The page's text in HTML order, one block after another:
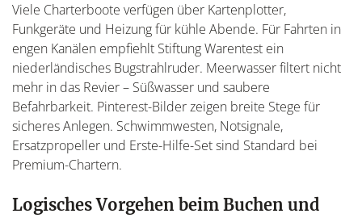
Viele Charterboote verfügen über Kartenplotter,
Funkgeräte und Heizung für kühle Abende. Für Fahrten in
engen Kanälen empfiehlt Stiftung Warentest ein
niederländisches Bugstrahlruder. Meerwasser filtert nicht
mehr in das Revier – Süßwasser und saubere
Befahrbarkeit. Pinterest-Bilder zeigen breite Stege für
sicheres Anlegen. Schwimmwesten, Notsignale,
Ersatzpropeller und Erste-Hilfe-Set sind Standard bei
Premium-Chartern.
Logisches Vorgehen beim Buchen und